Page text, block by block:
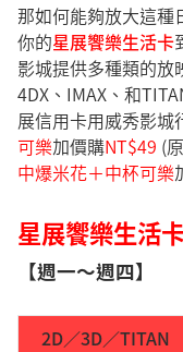
那如何能夠放大這種
你的星展饗樂生活卡
影城提供多種類的放
4DX、IMAX、和
展信用卡用威秀影城
可樂加價購NT$49 (
中爆米花＋中杯可樂
星展饗樂生活
【週一～週四】
2D／3D／TITAN